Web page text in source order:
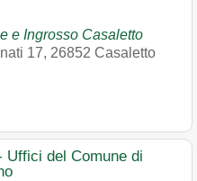
e Ingrosso Casaletto
17, 26852 Casaletto
Uffici del Comune di